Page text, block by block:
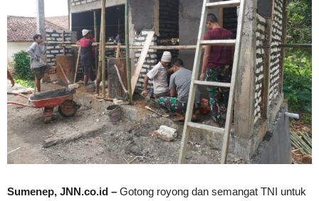
Sumenep, JNN.co.id – Gotong royong dan semangat TNI untuk